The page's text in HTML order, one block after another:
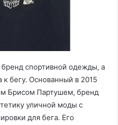
спортивной одежды, а
бегу. Основанный в 2015
Брисом Партушем, бренд
уличной моды с
для бега. Его